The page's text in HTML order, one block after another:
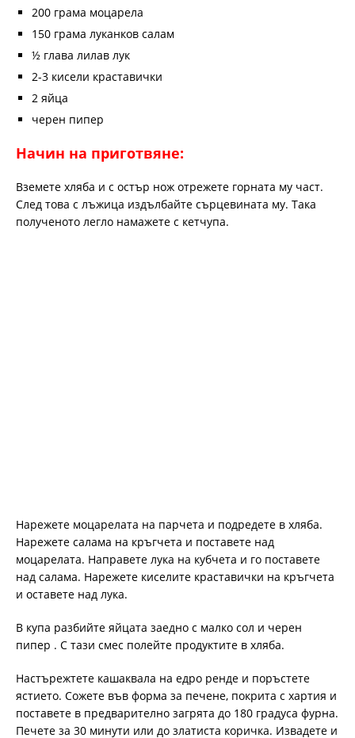
200 грама моцарела
150 грама луканков салам
½ глава лилав лук
2-3 кисели краставички
2 яйца
черен пипер
Начин на приготвяне:
Вземете хляба и с остър нож отрежете горната му част.
След това с лъжица издълбайте сърцевината му. Така
полученото легло намажете с кетчупа.
Нарежете моцарелата на парчета и подредете в хляба.
Нарежете салама на кръгчета и поставете над
моцарелата. Направете лука на кубчета и го поставете
над салама. Нарежете киселите краставички на кръгчета
и оставете над лука.
В купа разбийте яйцата заедно с малко сол и черен
пипер . С тази смес полейте продуктите в хляба.
Настърежтете кашаквала на едро ренде и поръстете
ястието. Сожете във форма за печене, покрита с хартия и
поставете в предварително загрята до 180 градуса фурна.
Печете за 30 минути или до златиста коричка. Извадете и